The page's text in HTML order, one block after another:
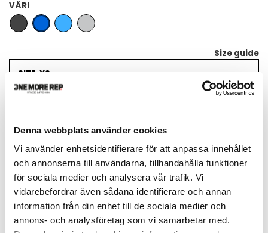
Denna webbplats använder cookies
Vi använder enhetsidentifierare för att anpassa innehållet
och annonserna till användarna, tillhandahålla funktioner
för sociala medier och analysera vår trafik. Vi
vidarebefordrar även sådana identifierare och annan
information från din enhet till de sociala medier och
annons- och analysföretag som vi samarbetar med.
VÄRI
Size guide
SIZE: XS
Maksa myöhemmin Klarnalla Lue lisää
Freeform Jeans on suunniteltu antamaan tyylikäs ja